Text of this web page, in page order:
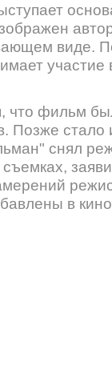
виде.
участие
фильм
Позже
снял
в